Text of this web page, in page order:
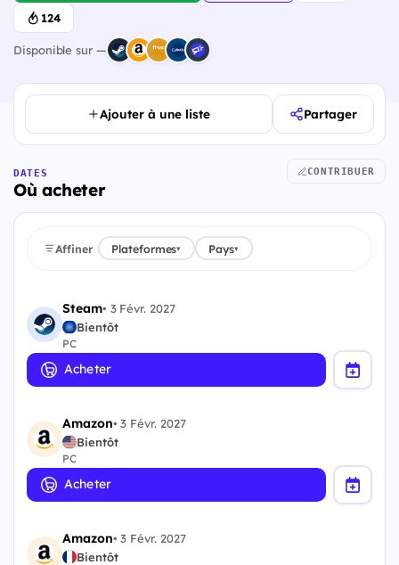
124
Disponible sur —
Ajouter à une liste Partager
DATES
Où acheter
CONTRIBUER
Affiner Plateformes▾ Pays▾
Steam• 3 Févr. 2027
Bientôt
PC
Acheter
Amazon•3 Févr. 2027
Bientôt
PC
Acheter
Amazon•3 Févr. 2027
Bientôt